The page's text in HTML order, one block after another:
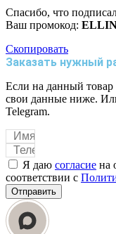
Спасибо, что
Ваш промокод:
Скопировать
Заказать нужный
Если на данный
свои данные ниже.
Telegram.
Я даю согласие на
соответствии с
Отправить